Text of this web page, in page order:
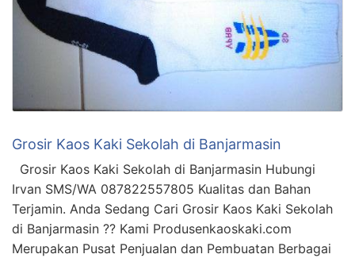
Grosir Kaos Kaki Sekolah di Banjarmasin
Grosir Kaos Kaki Sekolah di Banjarmasin Hubungi
Irvan SMS/WA 087822557805 Kualitas dan Bahan
Terjamin. Anda Sedang Cari Grosir Kaos Kaki Sekolah
di Banjarmasin ?? Kami Produsenkaoskaki.com
Merupakan Pusat Penjualan dan Pembuatan Berbagai